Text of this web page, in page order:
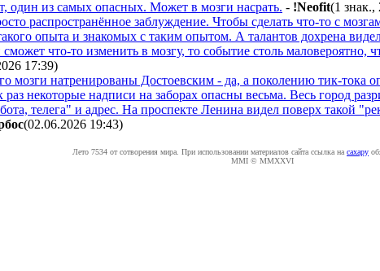
один из самых опасных. Может в мозги насрать. - !Neofit(1 знак.,
распространённое заблуждение. Чтобы сделать что-то с
опыта и знакомых с таким опытом. А талантов дохрена
что-то изменить в мозгу, то событие столь
17:39)
мозги натренированы Достоевским - да, а поколению тик-тока
раз некоторые надписи на заборах опасны весьма. Весь город
телега" и адрес. На проспекте Ленина видел поверх такой
(02.06.2026 19:43)
Лето 7534 от сотворения мира. При использовании материалов сайта ссылка на caxapу
MMI © MMXXVI